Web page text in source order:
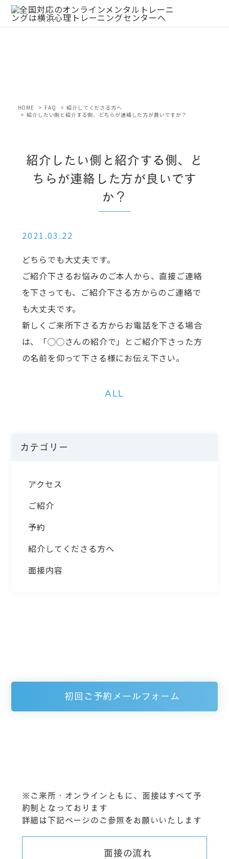
HOME FAQ
紹介してくださる方へ
紹介したい側と紹介する側、どちらが連絡した方が良いですか？
紹介したい側と紹介する側、ど
ちらが連絡した方が良いです
か？
2021.03.22
どちらでも大丈夫です。
ご紹介下さるお悩みのご本人から、直接ご連絡
を下さっても、ご紹介下さる方からのご連絡で
も大丈夫です。
新しくご来所下さる方からお電話を下さる場合
は、「◯◯さんの紹介で」とご紹介下さった方
の名前を仰って下さる様にお伝え下さい。
ALL
カテゴリー
アクセス
ご紹介
予約
紹介してくださる方へ
面接内容
初回ご予約メールフォーム
※ご来所・オンラインともに、面接はすべて予
約制となっております
詳細は下記ページのご参照をお願いいたします
面接の流れ